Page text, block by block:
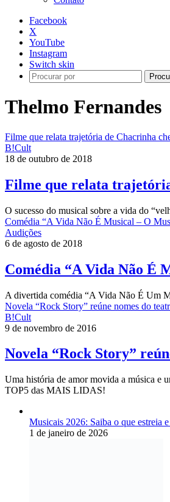
Facebook
X
YouTube
Instagram
Switch skin
Thelmo Fernandes
Filme que relata trajetória de Chacrinha
B!Cult
18 de outubro de 2018
Filme que relata
O sucesso do musical sobre a vida do
Comédia “A Vida Não É Musical – O
Audições
6 de agosto de 2018
Comédia “A Vida Não É
A divertida comédia “A Vida Não É Um
Novela “Rock Story” reúne nomes do
B!Cult
9 de novembro de 2016
Novela “Rock Story”
Uma história de amor movida a música e
TOP5 das MAIS LIDAS!
Musicais 2026: Saiba o que estreia
1 de janeiro de 2026